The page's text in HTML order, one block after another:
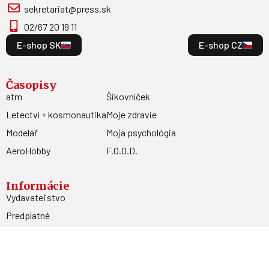
sekretariat@press.sk
02/67 20 19 11
E-shop SK
E-shop CZ
Časopisy
atm
Letectví + kosmonautika
Modelář
AeroHobby
Šikovníček
Moje zdravie
Moja psychológia
F.O.O.D.
Informácie
Vydavateľstvo
Predplatné